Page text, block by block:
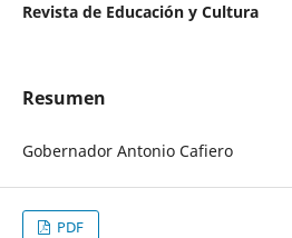
Revista de Educación y Cultura
Resumen
Gobernador Antonio Cafiero
PDF